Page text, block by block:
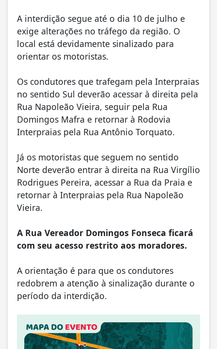
A interdição segue até o dia 10 de julho e
exige alterações no tráfego da região. O
local está devidamente sinalizado para
orientar os motoristas.
Os condutores que trafegam pela Interpraias
no sentido Sul deverão acessar à direita pela
Rua Napoleão Vieira, seguir pela Rua
Domingos Mafra e retornar à Rodovia
Interpraias pela Rua Antônio Torquato.
Já os motoristas que seguem no sentido
Norte deverão entrar à direita na Rua Virgílio
Rodrigues Pereira, acessar a Rua da Praia e
retornar à Interpraias pela Rua Napoleão
Vieira.
A Rua Vereador Domingos Fonseca ficará
com seu acesso restrito aos moradores.
A orientação é para que os condutores
redobrem a atenção à sinalização durante o
período da interdição.